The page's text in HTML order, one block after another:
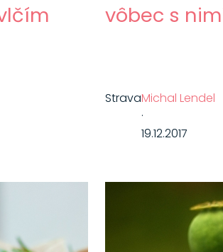
vôbec s
StravaMichal Lendel
·
19.12.2017